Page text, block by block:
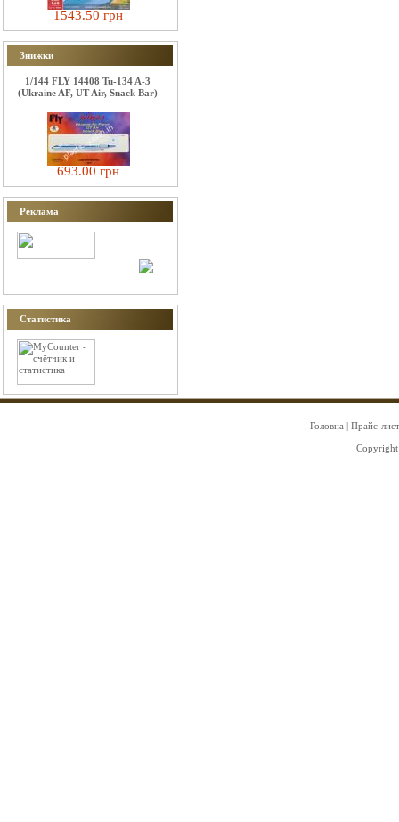
1543.50 грн
Знижки
1/144 FLY 14408 Tu-134 A-3
(Ukraine AF, UT Air, Snack Bar)
693.00 грн
Реклама
Статистика
Головна | Прайс-лист